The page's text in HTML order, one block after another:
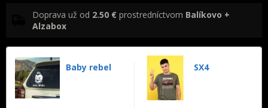
Doprava už od 2.50 € prostredníctvom Balíkovo +
Alzabox
Baby rebel SX4